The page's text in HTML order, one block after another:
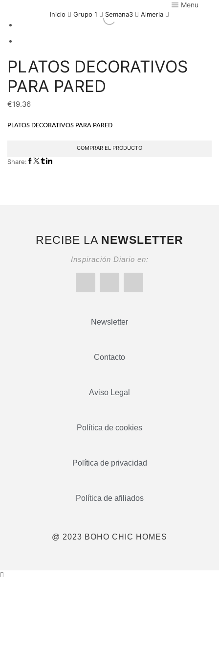
Menu
Inicio Grupo 1 Semana3 Almeria
PLATOS DECORATIVOS
PARA PARED
€19.36
PLATOS DECORATIVOS PARA PARED
COMPRAR EL PRODUCTO
Share:
RECIBE LA NEWSLETTER
Inspiración Diario en:
Newsletter
Contacto
Aviso Legal
Política de cookies
Política de privacidad
Política de afiliados
@ 2023 BOHO CHIC HOMES